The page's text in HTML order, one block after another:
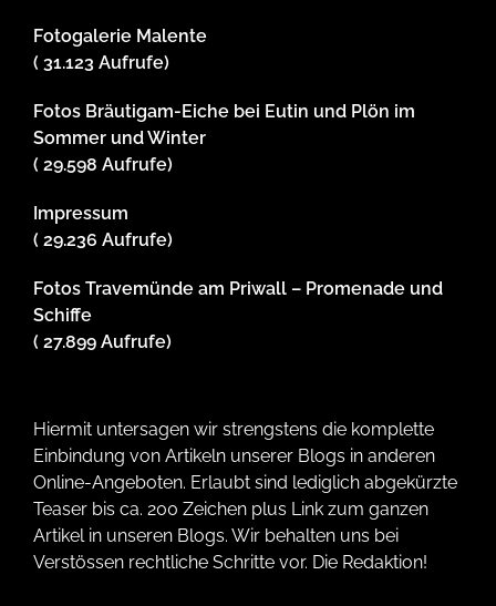
Fotogalerie Malente
( 31.123 Aufrufe)
Fotos Bräutigam-Eiche bei Eutin und Plön im
Sommer und Winter
( 29.598 Aufrufe)
Impressum
( 29.236 Aufrufe)
Fotos Travemünde am Priwall – Promenade und
Schiffe
( 27.899 Aufrufe)
Hiermit untersagen wir strengstens die komplette
Einbindung von Artikeln unserer Blogs in anderen
Online-Angeboten. Erlaubt sind lediglich abgekürzte
Teaser bis ca. 200 Zeichen plus Link zum ganzen
Artikel in unseren Blogs. Wir behalten uns bei
Verstössen rechtliche Schritte vor. Die Redaktion!